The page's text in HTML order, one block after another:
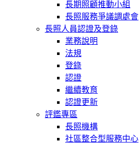
長期照顧推動小組
長照服務爭議調處會
長照人員認證及登錄
業務說明
法規
登錄
認證
繼續教育
認證更新
評鑑專區
長照機構
社區整合型服務中心